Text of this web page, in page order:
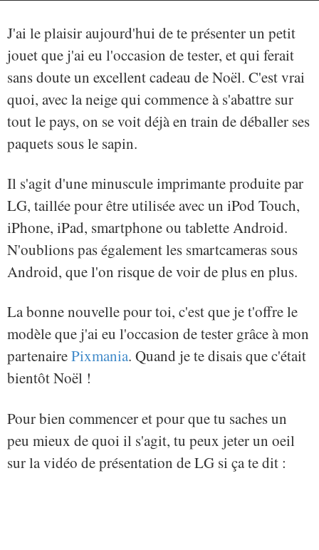
J'ai le plaisir aujourd'hui de te présenter un petit
jouet que j'ai eu l'occasion de tester, et qui ferait
sans doute un excellent cadeau de Noël. C'est vrai
quoi, avec la neige qui commence à s'abattre sur
tout le pays, on se voit déjà en train de déballer ses
paquets sous le sapin.
Il s'agit d'une minuscule imprimante produite par
LG, taillée pour être utilisée avec un iPod Touch,
iPhone, iPad, smartphone ou tablette Android.
N'oublions pas également les smartcameras sous
Android, que l'on risque de voir de plus en plus.
La bonne nouvelle pour toi, c'est que je t'offre le
modèle que j'ai eu l'occasion de tester grâce à mon
partenairePixmania. Quand je te disais que c'était
bientôt Noël !
Pour bien commencer et pour que tu saches un
peu mieux de quoi il s'agit, tu peux jeter un oeil
sur la vidéo de présentation de LG si ça te dit :